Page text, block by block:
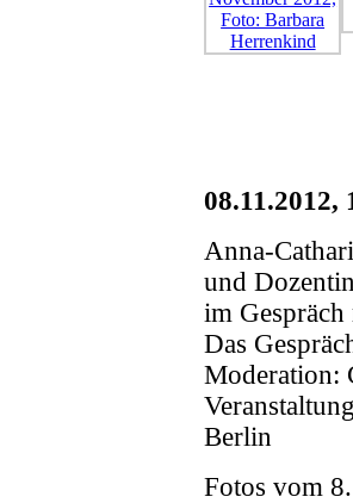
08.11.2012,
Anna-
und
im
Das
Moderation:
Berlin
Fotos vom